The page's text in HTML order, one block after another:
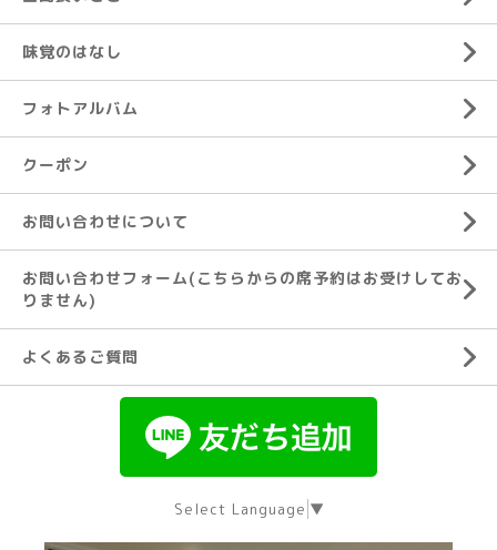
味覚のはなし
フォトアルバム
クーポン
お問い合わせについて
お問い合わせフォーム(こちらからの席予約はお受けしてお
りません)
よくあるご質問
Select Language ▼